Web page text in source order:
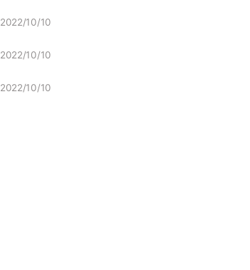
2022/10/10
2022/10/10
2022/10/10